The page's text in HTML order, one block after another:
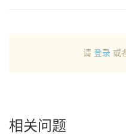
请 登录 或
相关问题